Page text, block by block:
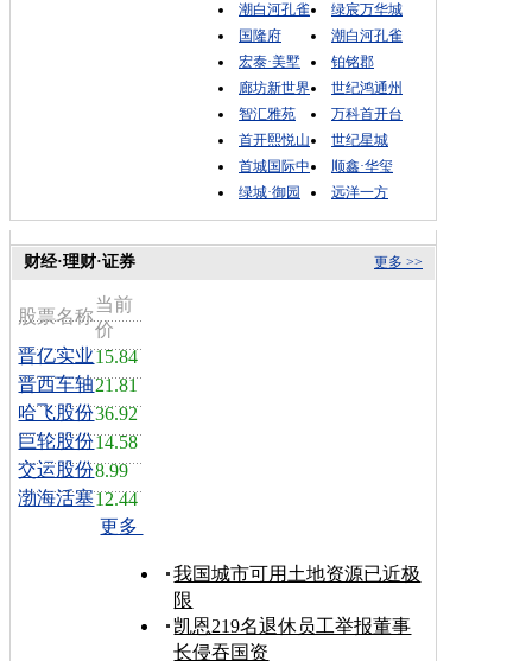
潮白河孔雀
绿宸万华城
国隆府
潮白河孔雀
宏泰·美墅
铂铭郡
廊坊新世界
世纪鸿通州
智汇雅苑
万科首开台
首开熙悦山
世纪星城
首城国际中
顺鑫·华玺
绿城·御园
远洋一方
更多 >>
财经·理财·证券
股票名称
当前
价
晋亿实业15.84
晋西车轴21.81
哈飞股份36.92
巨轮股份14.58
交运股份8.99
渤海活塞12.44
更多
我国城市可用土地资源已近极
限
凯恩219名退休员工举报董事
长侵吞国资